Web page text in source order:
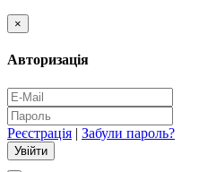
×
Авторизація
Реєстрація | Забули пароль?